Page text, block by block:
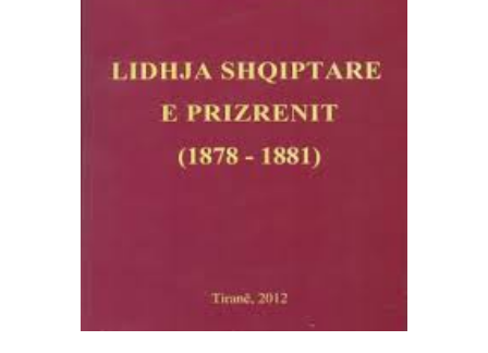
SHTOJE NË SHPORTË